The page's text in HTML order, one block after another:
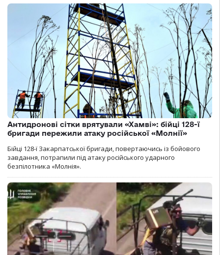
Антидронові сітки врятували «Хамві»: бійці 128-ї
бригади пережили атаку російської «Молнії»
Бійці 128-ї Закарпатської бригади, повертаючись із бойового
завдання, потрапили під атаку російського ударного
безпілотника «Молнія».